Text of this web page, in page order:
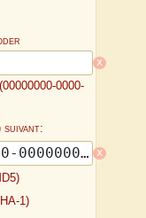
x
0000-
suivant:
x
1)